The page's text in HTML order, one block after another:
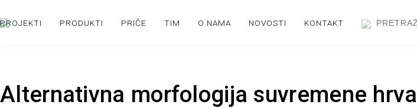
PROJEKTI PRODUKTI PRIČE TIM O NAMA NOVOSTI KONTAKT
Alternativna morfologija suvremene